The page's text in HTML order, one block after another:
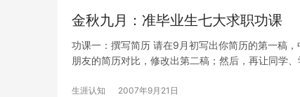
金秋九月：准毕业生七大求职功课
功课一：撰写简历 请在9月初写出你简历的第一稿
朋友的简历对比，修改出第二稿；然后，再让同学
生涯认知 2007年9月21日